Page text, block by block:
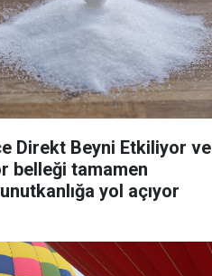
Direkt Beyni Etkiliyor ve
belleği tamamen
yol açıyor